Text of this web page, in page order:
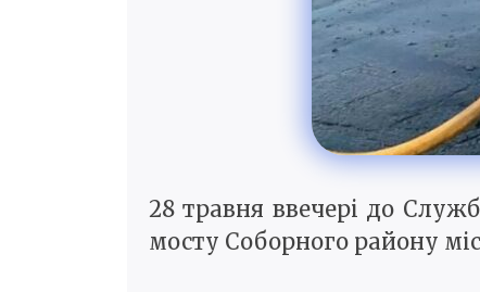
28 травня ввечері до
мосту Соборного району